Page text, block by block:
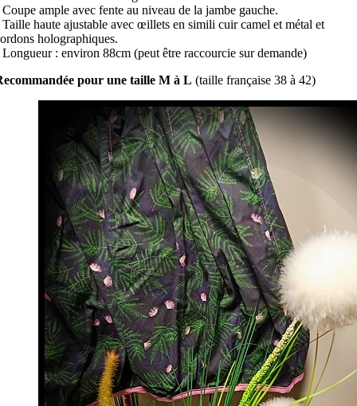
Coupe ample avec fente au niveau de la jambe gauche.
Taille haute ajustable avec œillets en simili cuir camel et métal et
holographiques.
Longueur : environ 88cm (peut être raccourcie sur demande)
pour une taille M à L (taille française 38 à 42)